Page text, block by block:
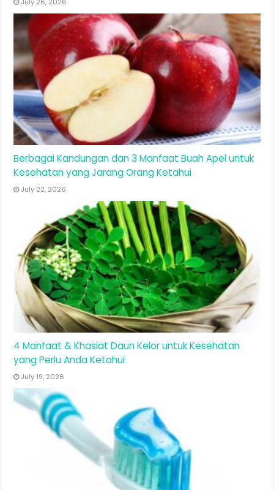
Berbagai Kandungan dan 3 Manfaat Buah Apel untuk
Kesehatan yang Jarang Orang Ketahui
July 22, 2026
4 Manfaat & Khasiat Daun Kelor untuk Kesehatan
yang Perlu Anda Ketahui
July 19, 2026